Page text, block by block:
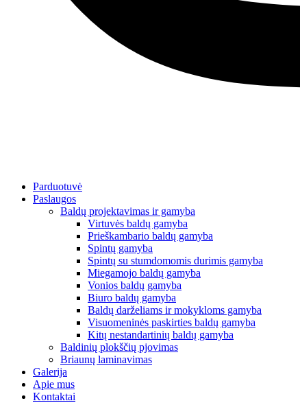
Parduotuvė
Paslaugos
Baldų projektavimas ir gamyba
Virtuvės baldų gamyba
Prieškambario baldų gamyba
Spintų gamyba
Spintų su stumdomomis durimis gamyba
Miegamojo baldų gamyba
Vonios baldų gamyba
Biuro baldų gamyba
Baldų darželiams ir mokykloms gamyba
Visuomeninės paskirties baldų gamyba
Kitų nestandartinių baldų gamyba
Baldinių plokščių pjovimas
Briaunų laminavimas
Galerija
Apie mus
Kontaktai